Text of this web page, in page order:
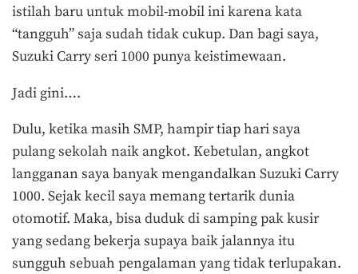
istilah baru untuk mobil-mobil ini karena kata
“tangguh” saja sudah tidak cukup. Dan bagi saya,
Suzuki Carry seri 1000 punya keistimewaan.
Jadi gini….
Dulu, ketika masih SMP, hampir tiap hari saya
pulang sekolah naik angkot. Kebetulan, angkot
langganan saya banyak mengandalkan Suzuki Carry
1000. Sejak kecil saya memang tertarik dunia
otomotif. Maka, bisa duduk di samping pak kusir
yang sedang bekerja supaya baik jalannya itu
sungguh sebuah pengalaman yang tidak terlupakan.